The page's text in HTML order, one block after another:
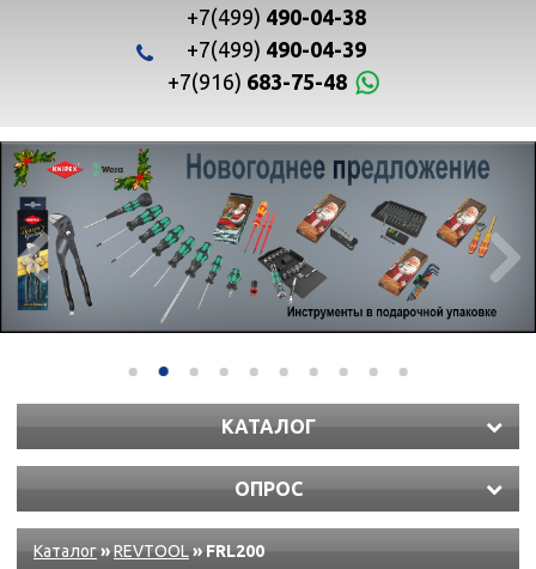
+7(499) 490-04-38
+7(499) 490-04-39
+7(916) 683-75-48
 
КАТАЛОГ
ОПРОС
Каталог»REVTOOL » FRL200